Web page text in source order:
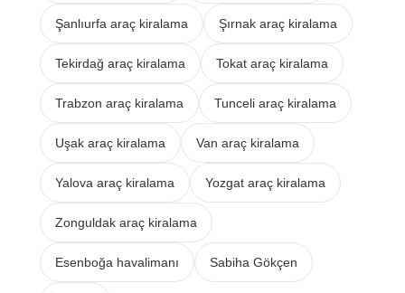
Şanlıurfa araç kiralama Şırnak araç kiralama
Tekirdağ araç kiralama Tokat araç kiralama
Trabzon araç kiralama Tunceli araç kiralama
Uşak araç kiralama Van araç kiralama
Yalova araç kiralama Yozgat araç kiralama
Zonguldak araç kiralama
Esenboğa havalimanı Sabiha Gökçen